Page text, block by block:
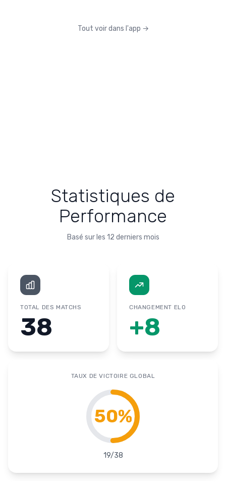
Tout voir dans l'app →
Statistiques de
Performance
Basé sur les 12 derniers mois
TOTAL DES MATCHS
38
CHANGEMENT ELO
+8
TAUX DE VICTOIRE GLOBAL
50%
19/38